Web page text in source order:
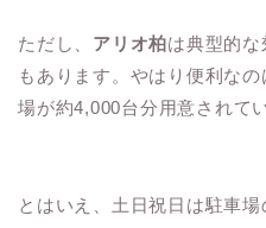
ただし、 アリオ柏は典型的
もあります。やはり便利な
場が約4,000台分用意されて
とはいえ、土日祝日は駐車